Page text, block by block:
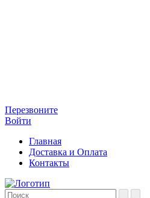
Перезвоните
Войти
Главная
Доставка и Оплата
Контакты